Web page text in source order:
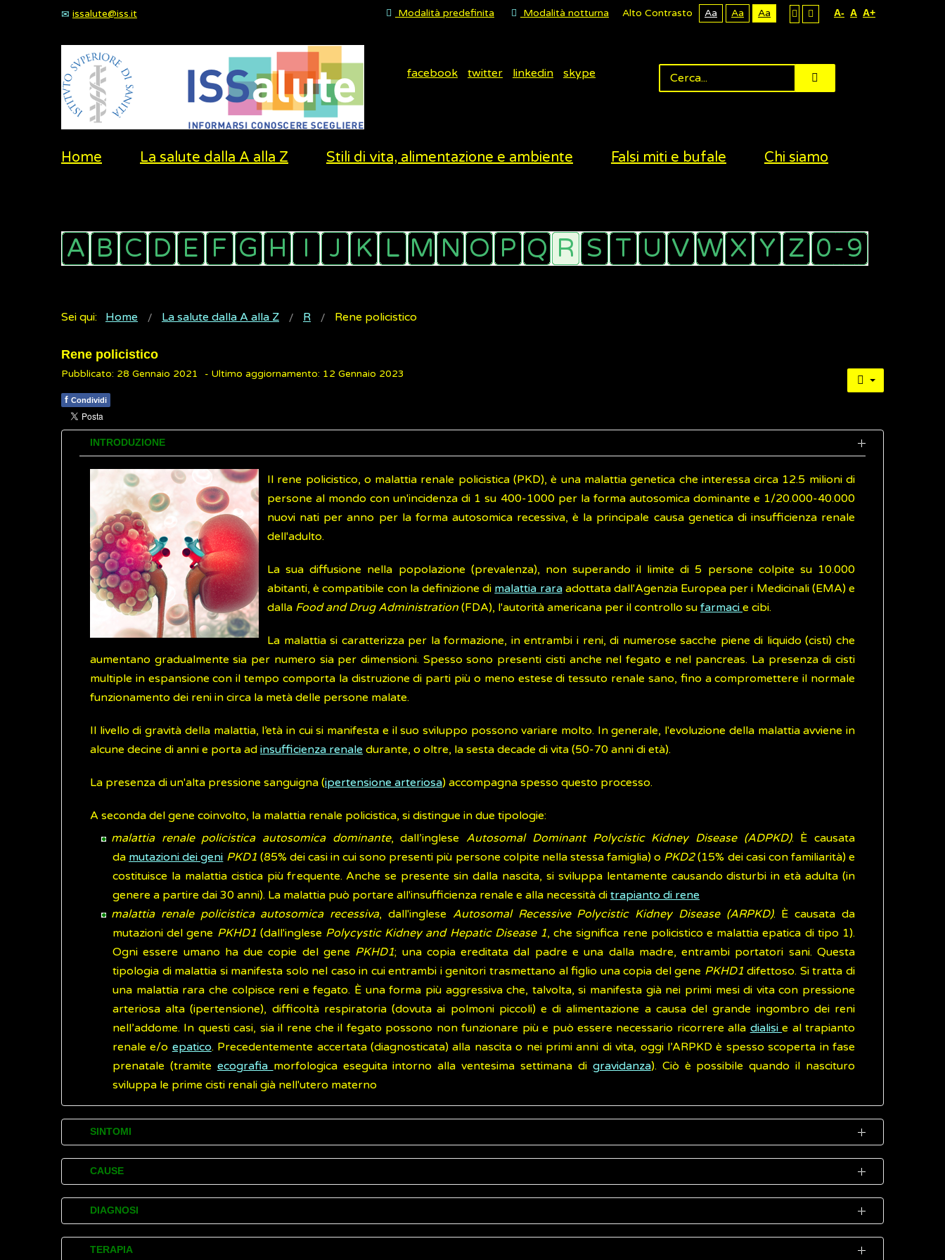
issalute@iss.it Modalità predefinita Modalità notturna Alto Contrasto Aa Aa Aa A- A A+
facebook twitter linkedin skype
Home La salute dalla A alla Z Stili di vita, alimentazione e ambiente Falsi miti e bufale Chi siamo
Sei qui: Home La salute dalla A alla Z R Rene policistico
Rene policistico
Pubblicato: 28 Gennaio 2021 - Ultimo aggiornamento: 12 Gennaio 2023
f Condividi
INTRODUZIONE
Il rene policistico, o malattia renale policistica (PKD), è una malattia genetica che interessa circa 12.5 milioni di
persone al mondo con un'incidenza di 1 su 400-1000 per la forma autosomica dominante e 1/20.000-40.000
nuovi nati per anno per la forma autosomica recessiva, è la principale causa genetica di insufficienza renale
dell'adulto.
La sua diffusione nella popolazione (prevalenza), non superando il limite di 5 persone colpite su 10.000
abitanti, è compatibile con la definizione di malattia raraadottata dall'Agenzia Europea per i Medicinali (EMA) e
dalla Food and Drug Administration (FDA), l'autorità americana per il controllo su farmaci e cibi.
La malattia si caratterizza per la formazione, in entrambi i reni, di numerose sacche piene di liquido (cisti) che
aumentano gradualmente sia per numero sia per dimensioni. Spesso sono presenti cisti anche nel fegato e nel pancreas. La presenza di cisti
multiple in espansione con il tempo comporta la distruzione di parti più o meno estese di tessuto renale sano, fino a compromettere il normale
funzionamento dei reni in circa la metà delle persone malate.
Il livello di gravità della malattia, l’età in cui si manifesta e il suo sviluppo possono variare molto. In generale, l'evoluzione della malattia avviene in
alcune decine di anni e porta ad insufficienza renale durante, o oltre, la sesta decade di vita (50-70 anni di età).
La presenza di un'alta pressione sanguigna (ipertensione arteriosa) accompagna spesso questo processo.
A seconda del gene coinvolto, la malattia renale policistica, si distingue in due tipologie:
malattia renale policistica autosomica dominante, dall’inglese Autosomal Dominant Polycistic Kidney Disease (ADPKD). È causata
da mutazioni dei geni PKD1 (85% dei casi in cui sono presenti più persone colpite nella stessa famiglia) o PKD2(15% dei casi con familiarità) e
costituisce la malattia cistica più frequente. Anche se presente sin dalla nascita, si sviluppa lentamente causando disturbi in età adulta (in
genere a partire dai 30 anni). La malattia può portare all'insufficienza renale e alla necessità di trapianto di rene
malattia renale policistica autosomica recessiva, dall'inglese Autosomal Recessive Polycistic Kidney Disease (ARPKD). È causata da
mutazioni del gene PKHD1 (dall'inglese Polycystic Kidney and Hepatic Disease 1, che significa rene policistico e malattia epatica di tipo 1).
Ogni essere umano ha due copie del gene PKHD1; una copia ereditata dal padre e una dalla madre, entrambi portatori sani. Questa
tipologia di malattia si manifesta solo nel caso in cui entrambi i genitori trasmettano al figlio una copia del gene PKHD1 difettoso. Si tratta di
una malattia rara che colpisce reni e fegato. È una forma più aggressiva che, talvolta, si manifesta già nei primi mesi di vita con pressione
arteriosa alta (ipertensione), difficoltà respiratoria (dovuta ai polmoni piccoli) e di alimentazione a causa del grande ingombro dei reni
nell’addome. In questi casi, sia il rene che il fegato possono non funzionare più e può essere necessario ricorrere alla dialisie al trapianto
renale e/o epatico. Precedentemente accertata (diagnosticata) alla nascita o nei primi anni di vita, oggi l’ARPKD è spesso scoperta in fase
prenatale (tramite ecografia morfologica eseguita intorno alla ventesima settimana di gravidanza). Ciò è possibile quando il nascituro
sviluppa le prime cisti renali già nell'utero materno
SINTOMI
Nella forma più rara della malattia renale policistica (autosomica recessiva, vale a dire che per trasmetterla sono necessarie due copie del gene
difettoso, una proveniente dalla madre e una dal padre), le cisti diventano così grandi da causare un rigonfiamento addominale. I neonati
gravemente colpiti da tale malattia possono morire subito dopo la nascita. In questi casi, infatti, l'
determinando un'alterata maturazione dei polmoni. Anche il fegato è interessato e, tra i 5 e i 10 anni di età, il bambino con rene policistico tende
a sviluppare un aumento della pressione nei vasi sanguigni che collegano l’intestino al fegato (sistema portale). Possono, infine, comparire
CAUSE
Il rene policistico è una malattia causata per il 90% da un difetto genetico ereditario che interrompe il normale sviluppo di alcune cellule nei reni
provocando la crescita di numerose cisti.
DIAGNOSI
In caso di rene policistico, sia la palpazione della due aree corrispondenti ai reni, sia la storia dello stato di salute dei familiari (storia familiare)
TERAPIA